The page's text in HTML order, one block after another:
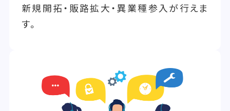
新規開拓・販路拡大・異業種参入が行えま
す。